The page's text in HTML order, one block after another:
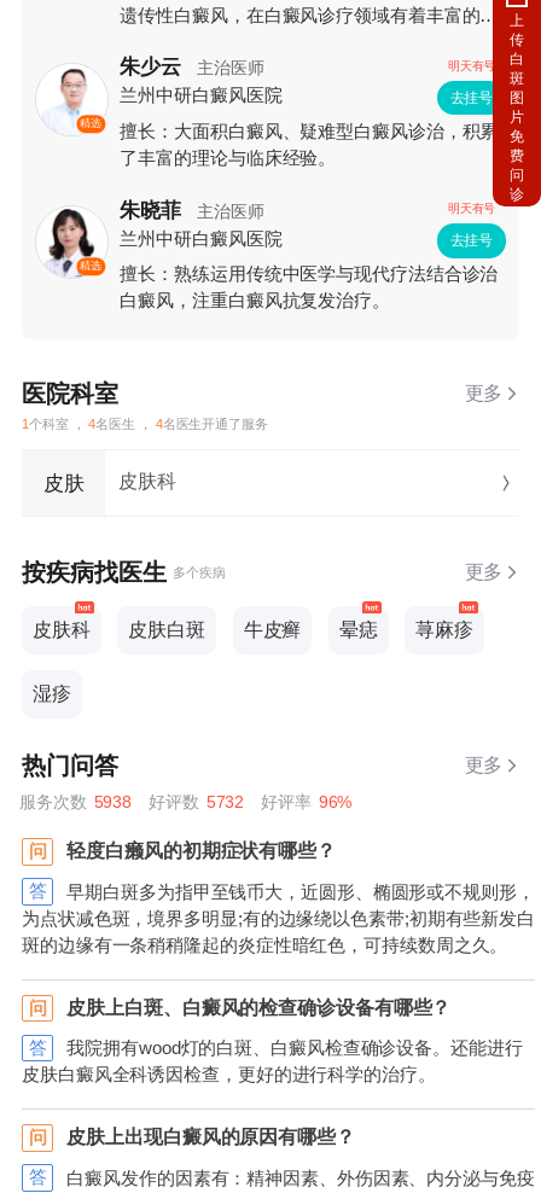
遗传性白癜风，在白癜风诊疗领域有着丰富的临
精选
朱少云 主治医师
兰州中研白癜风医院
明天有号
去挂号
擅长：大面积白癜风、疑难型白癜风诊治，积累
了丰富的理论与临床经验。
精选
朱晓菲 主治医师
兰州中研白癜风医院
明天有号
去挂号
擅长：熟练运用传统中医学与现代疗法结合诊治
白癜风，注重白癜风抗复发治疗。
医院科室 更多
1 个科室 ，4名医生 ， 4名医生开通了服务
皮肤 皮肤科
按疾病找医生 多个疾病 更多
皮肤科 皮肤白斑 牛皮癣 晕痣 荨麻疹
湿疹
热门问答 更多
服务次数 5938 好评数 5732 好评率 96%
问 轻度白癞风的初期症状有哪些？
答
早期白斑多为指甲至钱币大，近圆形、椭圆形或不规则形，
为点状减色斑，境界多明显;有的边缘绕以色素带;初期有些新发白
斑的边缘有一条稍稍隆起的炎症性暗红色，可持续数周之久。
问 皮肤上白斑、白癜风的检查确诊设备有哪些？
答
我院拥有wood灯的白斑、白癜风检查确诊设备。还能进行
皮肤白癜风全科诱因检查，更好的进行科学的治疗。
问 皮肤上出现白癜风的原因有哪些？
答
白癜风发作的因素有：精神因素、外伤因素、内分泌与免疫
上
传
白
斑
图
片
免
费
问
诊